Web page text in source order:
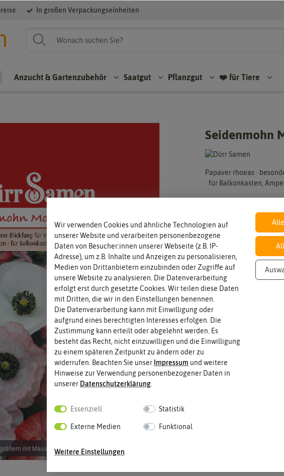
In großen Verpackungseinheiten
Anzucht & Gartenzubehör Saatgut Pflanzgut ❤️ für Tiere
mit Maus über das Bild fahren
Seidenmohn
Papaver rhoeas ·
· für Balkonkasten,
EAN:
Haltbarkeit
min. 12/2027
Zeitpunkt, bis zu dem das
gut keimen sollte.
Wir verwenden Cookies und ähnliche Technologien auf
unserer Website und verarbeiten personenbezogene
Daten von Besucher:innen unserer Webseite (z.B. IP-
Adresse), um z.B. Inhalte und Anzeigen zu personalisieren,
Medien von Drittanbietern einzubinden oder Zugriffe auf
unsere Website zu analysieren. Die Datenverarbeitung
erfolgt erst durch gesetzte Cookies. Wir teilen diese Daten
mit Dritten, die wir in den Einstellungen benennen.
Die Datenverarbeitung kann mit Einwilligung oder
aufgrund eines berechtigten Interesses erfolgen. Die
Zustimmung kann erteilt oder abgelehnt werden. Es
besteht das Recht, nicht einzuwilligen und die Einwilligung
zu einem späteren Zeitpunkt zu ändern oder zu
widerrufen. Beachten Sie unser Impressum und weitere
Hinweise zur Verwendung personenbezogener Daten in
unserer Daten­schutz­erklärung
Essenziell Statistik
Externe Medien Funktional
Weitere Einstellungen